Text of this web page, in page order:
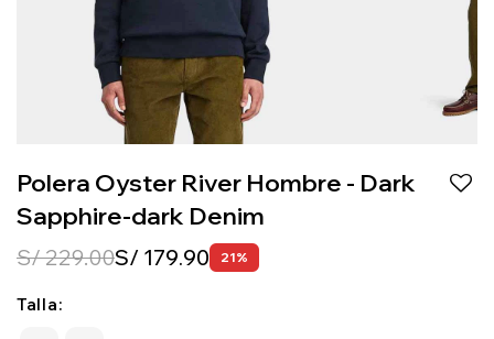
Polera Oyster River Hombre - Dark
Sapphire-dark Denim
S/ 179.90
S/229.00 21
Talla: